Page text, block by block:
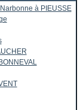
à PIEUSSE